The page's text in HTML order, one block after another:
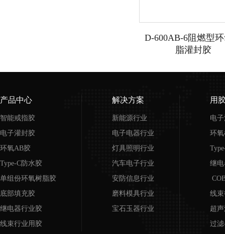
D-600AB-6阻燃型
脂灌封胶
产品中心
智能戒指胶
电子灌封胶
环氧AB胶
Type-C防水胶
单组份环氧树脂胶
底部填充胶
继电器行业胶
线束行业用胶
解决方案
新能源行业
电子电器行业
灯具照明行业
汽车电子行业
安防信息行业
磨料模具行业
宝石玉器行业
用
电
环
继
线
超
过